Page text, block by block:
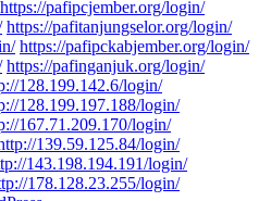
https://pafipcjember.org/login/
https://pafitanjungselor.org/login/
https://pafipckabjember.org/login/
https://pafinganjuk.org/login/
128.199.142.6/login/
128.199.197.188/login/
167.71.209.170/login/
139.59.125.84/login/
143.198.194.191/login/
178.128.23.255/login/